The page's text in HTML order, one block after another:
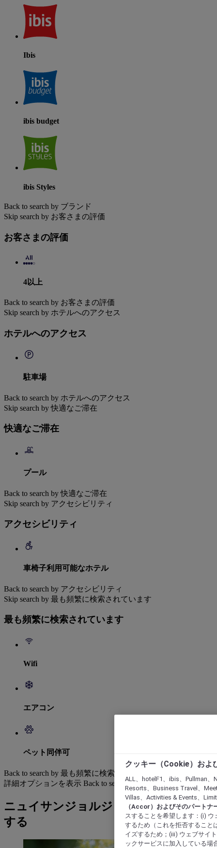
Ibis
ibis budget
ibis Styles
Back to search by ブランド
Skip search by お客さまの評価
お客さまの評価
4以上
Back to search by お客さまの評価
Skip search by ホテルへのアクセス
ホテルへのアクセス
駐車場
Back to search by ホテルへのアクセス
Skip search by 快適なご滞在
快適なご滞在
プール
Back to search by 快適なご滞在
Skip search by アクセシビリティ
アクセシビリティ
車椅子利用可能なホテル
Back to search by アクセシビリティ
Skip search by 最も頻繁に検索されています
最も頻繁に検索されています
Wifi
エアコン
ペット同伴可
Back to search by 最も頻繁に検索されています
詳細オプションを表示 Back to search by categories
ニュイサンジョルジュ: ホテルを検索
する
クッキー（Cookie）およ
ALL、hotelF1、ibis、Pullman
Resorts、Business Travel、
Villas、Activities & Events、
（Accor）およびそのパートナ
スすることを希望します：(i)
するため（これを拒否すること
イズするため；(iii) ウェブサイ
ックサービスに加入している場